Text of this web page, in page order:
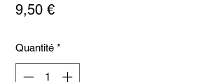
9,50 €Prix
Quantité *